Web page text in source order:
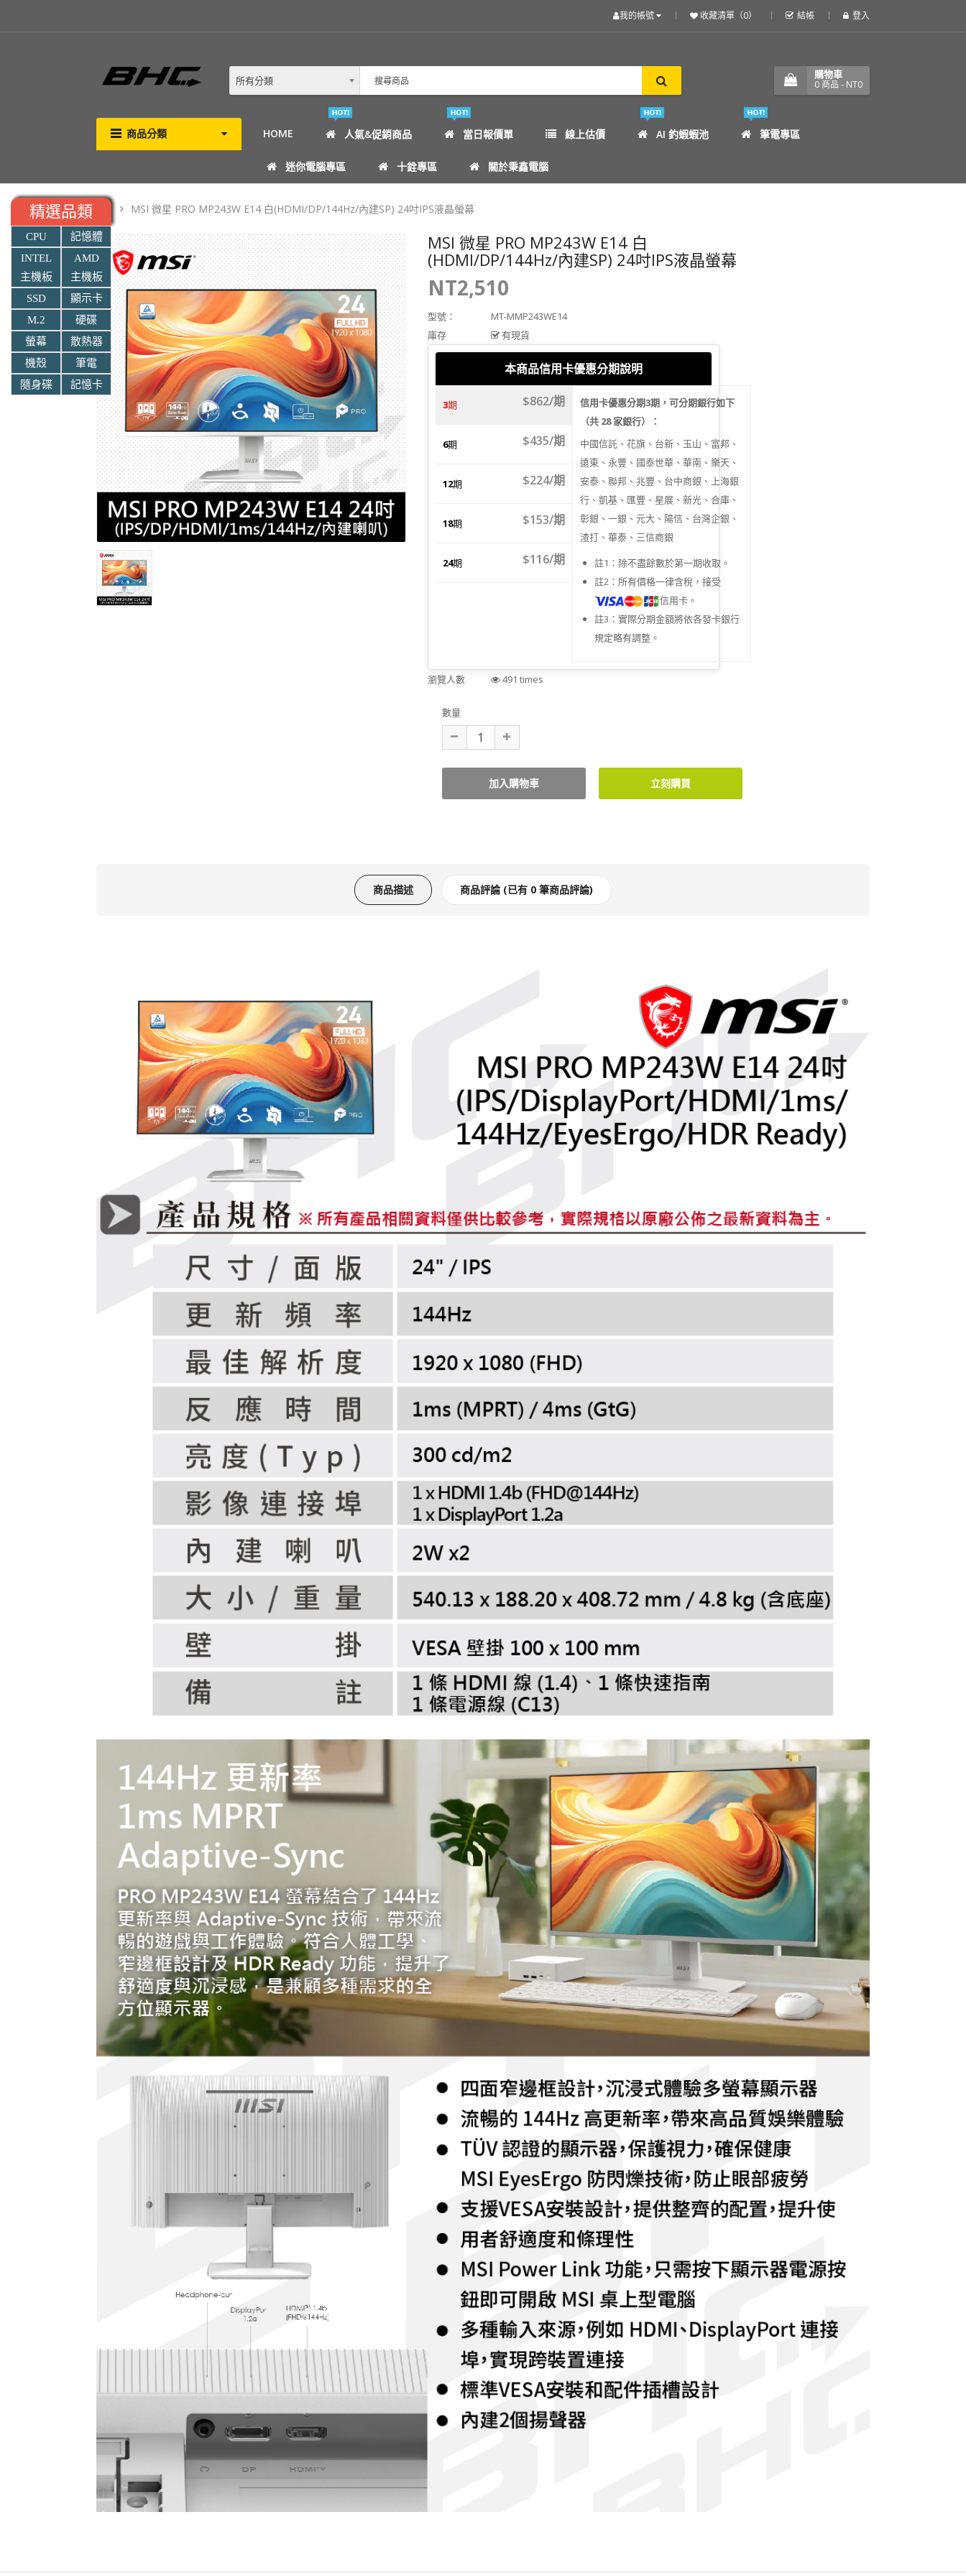
我的帳號 收藏清單（0） 結帳 登入
所有分類 購物車
0商品 - NT0
商品分類 HOME 人氣&促銷商品 當日報價單 線上估價 AI 釣蝦蝦池 筆電專區
迷你電腦專區 十銓專區 關於秉鑫電腦
MSI 微星 PRO MP243W E14 白(HDMI/DP/144Hz/內建SP) 24吋IPS液晶螢幕
MSI 微星 PRO MP243W E14 白
(HDMI/DP/144Hz/內建SP) 24吋IPS液晶螢幕
NT2,510
型號：
MT-MMP243WE14
庫存
有現貨
本商品信用卡優惠分期說明
3期 $862/期
6期 $435/期
12期 $224/期
18期 $153/期
24期 $116/期
信用卡優惠分期3期，可分期銀行如下
（共 28 家銀行）：
中國信託、花旗、台新、玉山、富邦、
遠東、永豐、國泰世華、華南、樂天、
安泰、聯邦、兆豐、台中商銀、上海銀
行、凱基、匯豐、星展、新光、合庫、
彰銀、一銀、元大、陽信、台灣企銀、
渣打、華泰、三信商銀
註1：除不盡餘數於第一期收取。
註2：所有價格一律含稅，接受
信用卡。
註3：實際分期金額將依各發卡銀行
規定略有調整。
瀏覽人數 491 times
數量
精選品類
CPU
記憶體
INTEL
主機板
AMD
主機板
SSD
顯示卡
M.2
硬碟
螢幕
散熱器
機殼
筆電
隨身碟
記憶卡
商品描述 商品評論 (已有 0 筆商品評論)